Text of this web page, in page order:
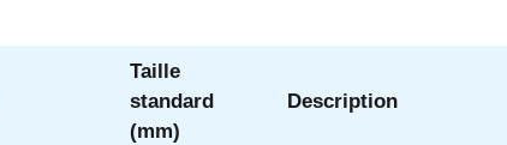
Taille
standard
(mm)
Description